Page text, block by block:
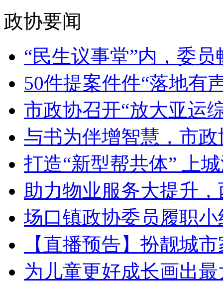
政协要闻
“民生议事堂”内，委
50件提案件件“落地有
市政协召开“放大亚运
与书为伴增智慧，市
打造“新型帮共体” 上
助力物业服务大提升
场口镇政协委员履职
【直播预告】扮靓城
为儿童更好成长画出最